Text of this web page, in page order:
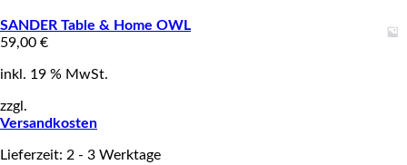
SANDER Table & Home OWL
59,00 €
inkl. 19 % MwSt.
zzgl.
Versandkosten
Lieferzeit: 2 - 3 Werktage